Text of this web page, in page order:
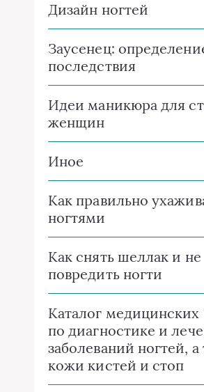
Дизайн ногтей
Заусенец:
последствия
Идеи маникюра для
женщин
Иное
Как правильно
ногтями
Как снять шеллак и не
повредить ногти
Каталог медицинских
по диагностике и
заболеваний ногтей, а
кожи кистей и стоп